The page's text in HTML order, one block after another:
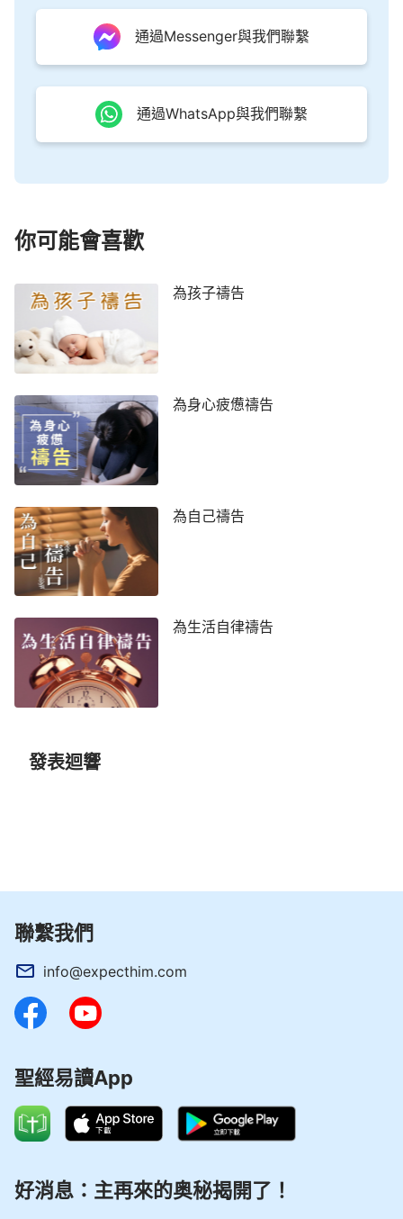
通過Messenger與我們聯繫
通過WhatsApp與我們聯繫
你可能會喜歡
為孩子禱告
為身心疲憊禱告
為自己禱告
為生活自律禱告
發表迴響
聯繫我們
info@expecthim.com
聖經易讀App
好消息：主再來的奥秘揭開了！